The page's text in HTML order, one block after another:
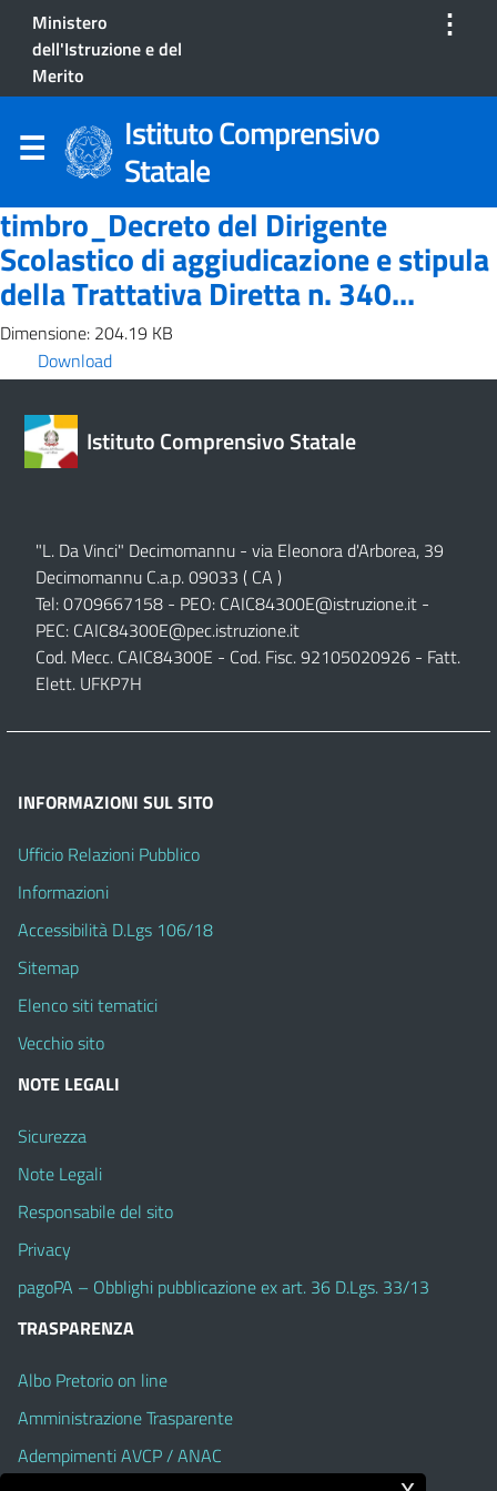
Ministero
dell'Istruzione e del
Merito
⋮
Istituto Comprensivo
Statale
timbro_Decreto del Dirigente
Scolastico di aggiudicazione e stipula
della Trattativa Diretta n. 340...
Dimensione: 204.19 KB
Download
Istituto Comprensivo Statale
"L. Da Vinci" Decimomannu - via Eleonora d'Arborea, 39
Decimomannu C.a.p. 09033 ( CA )
Tel: 0709667158 - PEO: CAIC84300E@istruzione.it -
PEC: CAIC84300E@pec.istruzione.it
Cod. Mecc. CAIC84300E - Cod. Fisc. 92105020926 - Fatt.
Elett. UFKP7H
INFORMAZIONI SUL SITO
Ufficio Relazioni Pubblico
Informazioni
Accessibilità D.Lgs 106/18
Sitemap
Elenco siti tematici
Vecchio sito
NOTE LEGALI
Sicurezza
Note Legali
Responsabile del sito
Privacy
pagoPA – Obblighi pubblicazione ex art. 36 D.Lgs. 33/13
TRASPARENZA
Albo Pretorio on line
Amministrazione Trasparente
Adempimenti AVCP / ANAC